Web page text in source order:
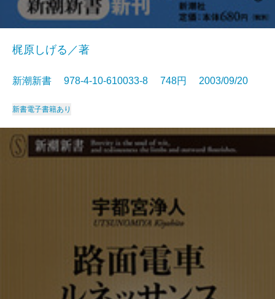
梶原しげる／著
新潮新書 978-4-10-610033-8 748円 2003/09/20
新書電子書籍あり